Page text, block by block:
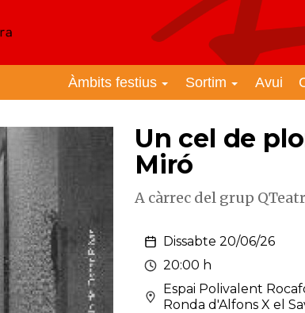
Àmbits festius Sortim Avui
Un cel de
Miró
A càrrec del grup
Dissabte 20/06/26
20:00 h
Espai Polivalent
Ronda d'Alfons X el